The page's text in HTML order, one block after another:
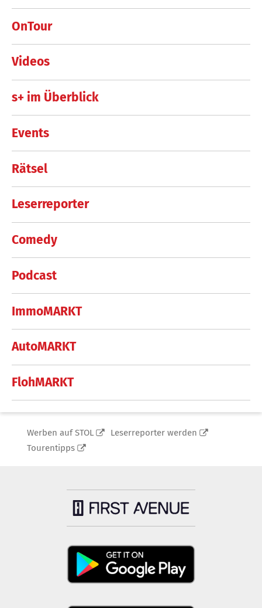
OnTour
Videos
s+ im Überblick
Events
Rätsel
Leserreporter
Comedy
Podcast
ImmoMARKT
AutoMARKT
FlohMARKT
Werben auf STOL
Leserreporter werden
Tourentipps